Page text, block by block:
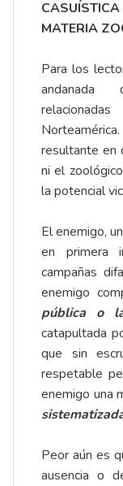
MATERIA
Para los
andanada
resultante en
ni el
la potencial
El enemigo,
en primera
campañas
enemigo
pública o
catapultada
que sin
respetable
enemigo una
Peor aún es
ausencia o